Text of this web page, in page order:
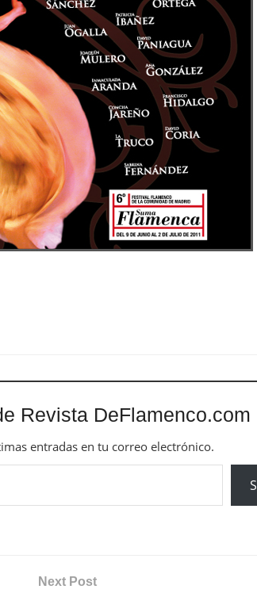
Revista DeFlamenco.com
entradas en tu correo electrónico.
Next Post